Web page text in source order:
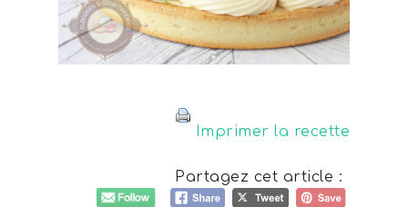
Imprimer la recette
Partagez cet article :